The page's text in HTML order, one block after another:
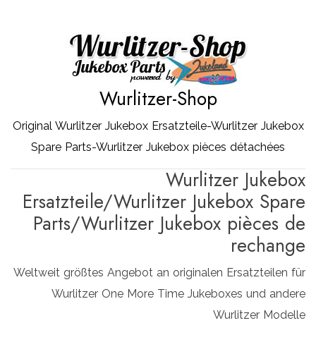
Wurlitzer-Shop
Original Wurlitzer Jukebox Ersatzteile-Wurlitzer Jukebox
Spare Parts-Wurlitzer Jukebox pièces détachées
Wurlitzer Jukebox
Ersatzteile/Wurlitzer Jukebox Spare
Parts/Wurlitzer Jukebox pièces de
rechange
Weltweit größtes Angebot an originalen Ersatzteilen für
Wurlitzer One More Time Jukeboxes und andere
Wurlitzer Modelle